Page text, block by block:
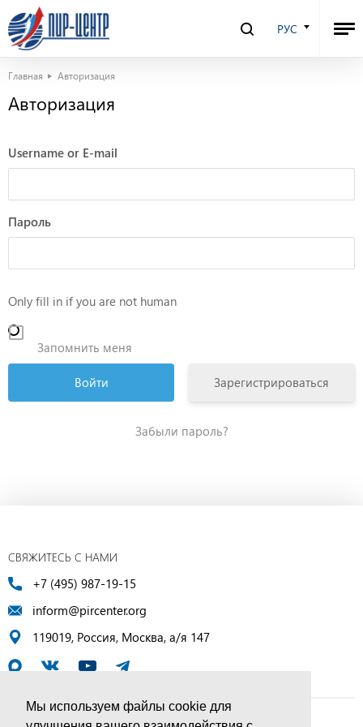
Мы используем файлы cookie для
РУС
Главная Авторизация
Авторизация
Username or E-mail
Пароль
Only fill in if you are not human
Запомнить меня
Зарегистрироваться
Забыли пароль?
СВЯЖИТЕСЬ С НАМИ
+7 (495) 987-19-15
inform@pircenter.org
119019, Россия, Москва, а/я 147